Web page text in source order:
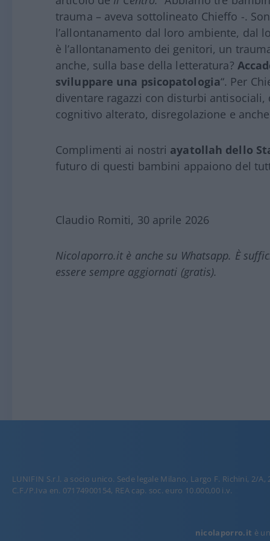
trauma – aveva sottolineato Chieffo -.
l’allontanamento dal loro ambiente, dal
è l’allontanamento dei genitori, un
anche, sulla base della letteratura?
sviluppare una psicopatologia“. Per
diventare ragazzi con disturbi
cognitivo alterato, disregolazione e
Complimenti ai nostri ayatollah dello
futuro di questi bambini appaiono del
Claudio Romiti, 30 aprile 2026
Nicolaporro.it è anche su Whatsapp. È
essere sempre aggiornati (gratis).
LUNIFIN S.r.l. a socio unico. Sede legale Milano, Largo F. Richini, 2/A,
C.F./P.Iva en. 07174900154, REA cap. soc. euro 10.000,00 i.v.
nicolaporro.it è